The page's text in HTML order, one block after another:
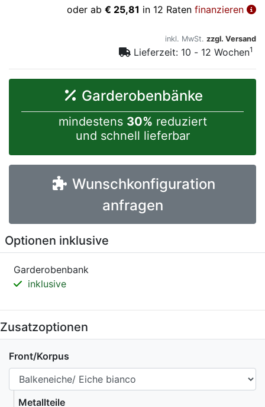
oder ab € 25,81 in 12 Raten finanzieren
inkl. MwSt. zzgl. Versand
Lieferzeit: 10 - 12 Wochen1
Garderobenbänke
mindestens 30% reduziert
und schnell lieferbar
Wunschkonfiguration
anfragen
Optionen inklusive
Garderobenbank
inklusive
Zusatzoptionen
Front/Korpus
Metallteile